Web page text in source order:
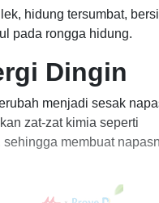
hidung tersumbat,
pada rongga hidung.
Dingin
menjadi sesak
zat-zat kimia seperti
membuat